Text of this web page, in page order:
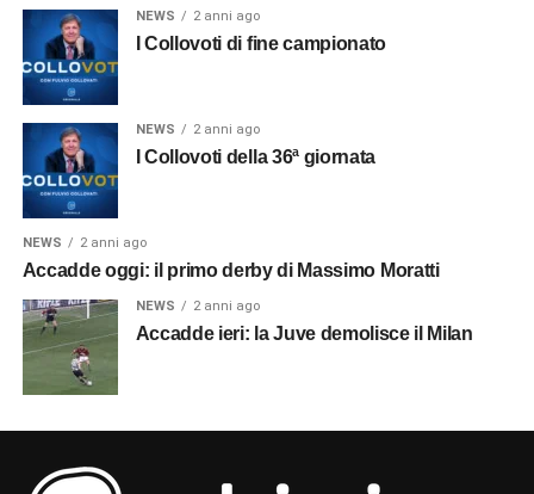
NEWS 2 anni ago
I Collovoti di fine campionato
NEWS 2 anni ago
I Collovoti della 36ª giornata
NEWS 2 anni ago
Accadde oggi: il primo derby di Massimo Moratti
NEWS 2 anni ago
Accadde ieri: la Juve demolisce il Milan